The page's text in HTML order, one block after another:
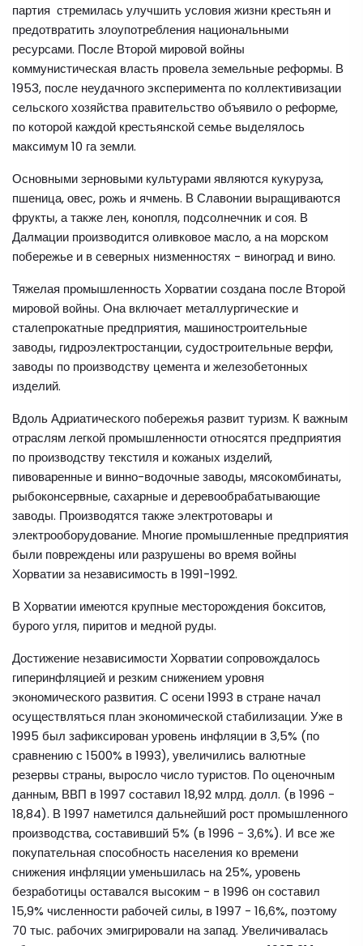
партия стремилась улучшить условия жизни крестьян и
предотвратить злоупотребления национальными
ресурсами. После Второй мировой войны
коммунистическая власть провела земельные реформы. В
1953, после неудачного эксперимента по коллективизации
сельского хозяйства правительство объявило о реформе,
по которой каждой крестьянской семье выделялось
максимум 10 га земли.
Основными зерновыми культурами являются кукуруза,
пшеница, овес, рожь и ячмень. В Славонии выращиваются
фрукты, а также лен, конопля, подсолнечник и соя. В
Далмации производится оливковое масло, а на морском
побережье и в северных низменностях - виноград и вино.
Тяжелая промышленность Хорватии создана после Второй
мировой войны. Она включает металлургические и
сталепрокатные предприятия, машиностроительные
заводы, гидроэлектростанции, судостроительные верфи,
заводы по производству цемента и железобетонных
изделий.
Вдоль Адриатического побережья развит туризм. К важным
отраслям легкой промышленности относятся предприятия
по производству текстиля и кожаных изделий,
пивоваренные и винно-водочные заводы, мясокомбинаты,
рыбоконсервные, сахарные и деревообрабатывающие
заводы. Производятся также электротовары и
электрооборудование. Многие промышленные предприятия
были повреждены или разрушены во время войны
Хорватии за независимость в 1991-1992.
В Хорватии имеются крупные месторождения бокситов,
бурого угля, пиритов и медной руды.
Достижение независимости Хорватии сопровождалось
гиперинфляцией и резким снижением уровня
экономического развития. С осени 1993 в стране начал
осуществляться план экономической стабилизации. Уже в
1995 был зафиксирован уровень инфляции в 3,5% (по
сравнению с 1500% в 1993), увеличились валютные
резервы страны, выросло число туристов. По оценочным
данным, ВВП в 1997 составил 18,92 млрд. долл. (в 1996 -
18,84). В 1997 наметился дальнейший рост промышленного
производства, составивший 5% (в 1996 - 3,6%). И все же
покупательная способность населения ко времени
снижения инфляции уменьшилась на 25%, уровень
безработицы оставался высоким - в 1996 он составил
15,9% численности рабочей силы, в 1997 - 16,6%, поэтому
70 тыс. рабочих эмигрировали на запад. Увеличивалась